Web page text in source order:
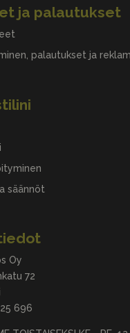
ja palautukset
palautukset ja
säännöt
Oy
72
696